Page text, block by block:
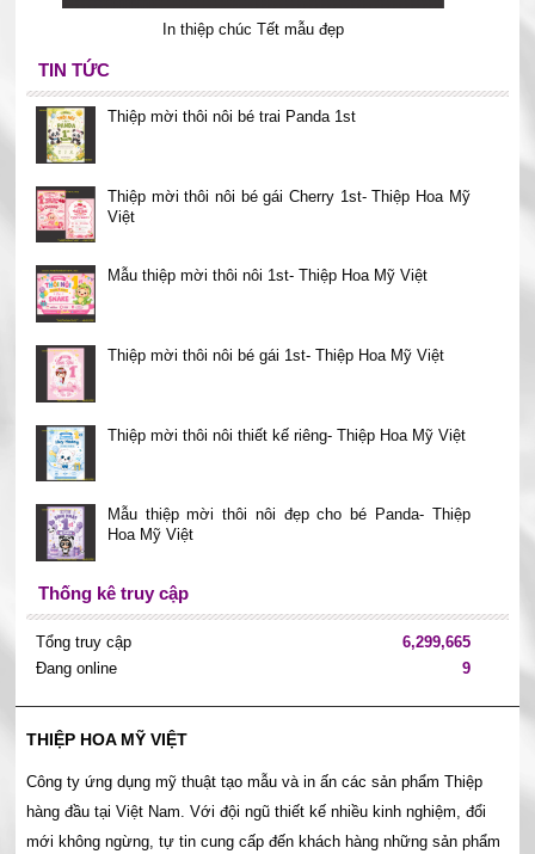
In thiệp chúc Tết mẫu đẹp
TIN TỨC
Thiệp mời thôi nôi bé trai Panda 1st
Thiệp mời thôi nôi bé gái Cherry 1st- Thiệp Hoa Mỹ
Việt
Mẫu thiệp mời thôi nôi 1st- Thiệp Hoa Mỹ Việt
Thiệp mời thôi nôi bé gái 1st- Thiệp Hoa Mỹ Việt
Thiệp mời thôi nôi thiết kế riêng- Thiệp Hoa Mỹ Việt
Mẫu thiệp mời thôi nôi đẹp cho bé Panda- Thiệp
Hoa Mỹ Việt
Thống kê truy cập
Tổng truy cập
6,299,665
Đang online
9
THIỆP HOA MỸ VIỆT
Công ty ứng dụng mỹ thuật tạo mẫu và in ấn các sản phẩm Thiệp
hàng đầu tại Việt Nam. Với đội ngũ thiết kế nhiều kinh nghiệm, đổi
mới không ngừng, tự tin cung cấp đến khách hàng những sản phẩm